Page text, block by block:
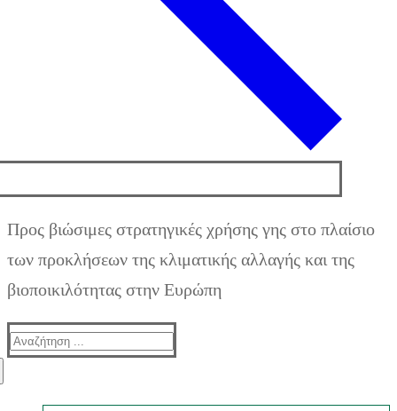
Προς βιώσιμες στρατηγικές χρήσης γης στο πλαίσιο
των προκλήσεων της κλιματικής αλλαγής και της
βιοποικιλότητας στην Ευρώπη
Suche